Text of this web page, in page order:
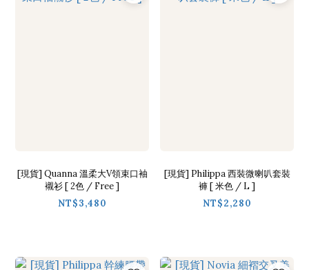
[現貨] Quanna 溫柔大V領束口袖
襯衫 [ 2色 / Free ]
NT$3,480
[現貨] Philippa 西裝微喇叭套裝
褲 [ 米色 / L ]
NT$2,280